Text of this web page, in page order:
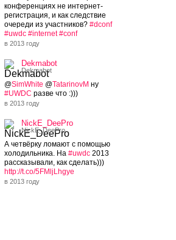
конференциях не интернет-
регистрация, и как следствие
очереди из участников? #dconf
#uwdc #internet #conf
в 2013 году
Dekmabot
Dekmabot
@SimWhite @TatarinovM ну
#UWDC разве что :)))
в 2013 году
NickE_DeePro
NickE_DeePro
А четвёрку ломают с помощью
холодильника. На #uwdc 2013
рассказывали, как сделать)))
http://t.co/5FMljLhgye
в 2013 году